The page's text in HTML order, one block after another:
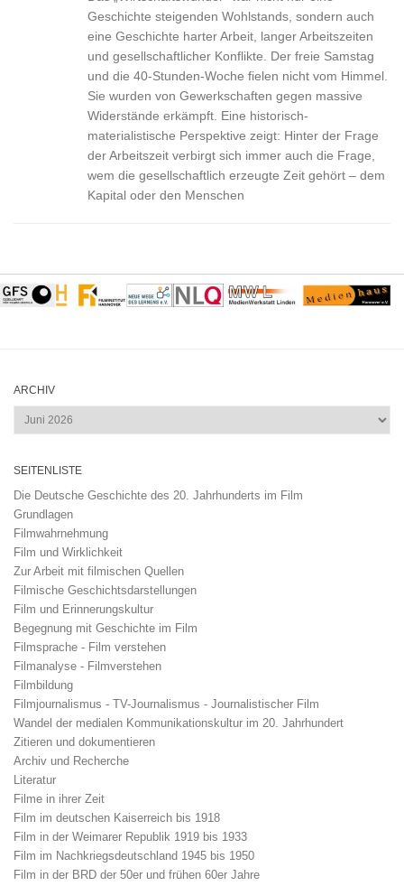
Geschichte steigenden Wohlstands, sondern auch
eine Geschichte harter Arbeit, langer Arbeitszeiten
und gesellschaftlicher Konflikte. Der freie Samstag
und die 40-Stunden-Woche fielen nicht vom Himmel.
Sie wurden von Gewerkschaften gegen massive
Widerstände erkämpft. Eine historisch-
materialistische Perspektive zeigt: Hinter der Frage
der Arbeitszeit verbirgt sich immer auch die Frage,
wem die gesellschaftlich erzeugte Zeit gehört – dem
Kapital oder den Menschen
ARCHIV
Archiv
SEITENLISTE
Die Deutsche Geschichte des 20. Jahrhunderts im Film
Grundlagen
Filmwahrnehmung
Film und Wirklichkeit
Zur Arbeit mit filmischen Quellen
Filmische Geschichtsdarstellungen
Film und Erinnerungskultur
Begegnung mit Geschichte im Film
Filmsprache - Film verstehen
Filmanalyse - Filmverstehen
Filmbildung
Filmjournalismus - TV-Journalismus - Journalistischer Film
Wandel der medialen Kommunikationskultur im 20. Jahrhundert
Zitieren und dokumentieren
Archiv und Recherche
Literatur
Filme in ihrer Zeit
Film im deutschen Kaiserreich bis 1918
Film in der Weimarer Republik 1919 bis 1933
Film im Nachkriegsdeutschland 1945 bis 1950
Film in der BRD der 50er und frühen 60er Jahre